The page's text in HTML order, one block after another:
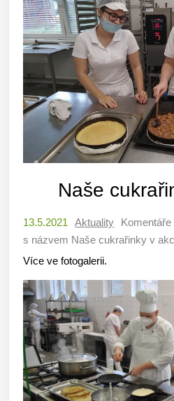
Naše
13.5.2021 Aktuality
s názvem Naše cukrařinky v
Více ve fotogalerii.